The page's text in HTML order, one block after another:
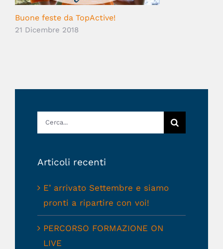
Buone feste da TopActive!
21 Dicembre 2018
Cerca
per:
Articoli recenti
E’ arrivato Settembre e siamo
pronti a ripartire con voi!
PERCORSO FORMAZIONE ON
LIVE